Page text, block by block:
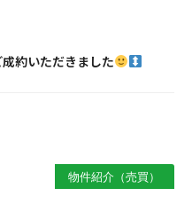
約いただきました
物件紹介（売買）